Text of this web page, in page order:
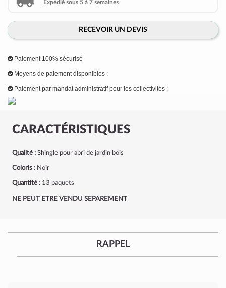
CARACTÉRISTIQUES
Qualité : Shingle pour abri de jardin bois
Coloris : Noir
Quantité : 13 paquets
NE PEUT ETRE VENDU SEPAREMENT
Expédié sous 5 à 7 semaines
RECEVOIR UN DEVIS
Paiement 100% sécurisé
Moyens de paiement disponibles :
Paiement par mandat administratif pour les collectivités :
RAPPEL